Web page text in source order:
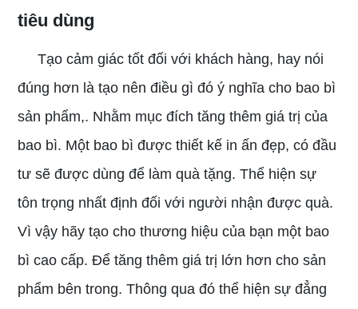
tiêu dùng
Tạo cảm giác tốt đối với khách hàng, hay nói
đúng hơn là tạo nên điều gì đó ý nghĩa cho bao bì
sản phẩm,. Nhằm mục đích tăng thêm giá trị của
bao bì. Một bao bì được thiết kế in ấn đẹp, có đầu
tư sẽ được dùng để làm quà tặng. Thể hiện sự
tôn trọng nhất định đối với người nhận được quà.
Vì vậy hãy tạo cho thương hiệu của bạn một bao
bì cao cấp. Để tăng thêm giá trị lớn hơn cho sản
phẩm bên trong. Thông qua đó thể hiện sự đẳng